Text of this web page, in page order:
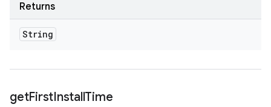
Returns
String
getFirstInstallTime